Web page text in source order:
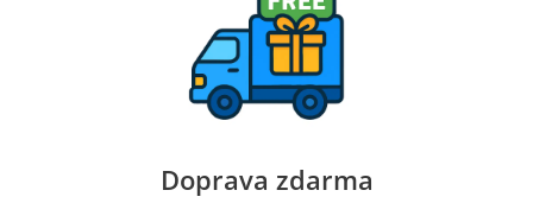
Doprava zdarma